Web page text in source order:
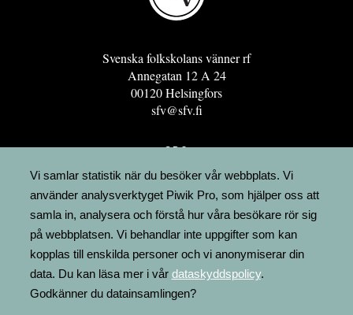
Svenska folkskolans vänner rf
Annegatan 12 A 24
00120 Helsingfors
sfv@sfv.fi
GRO
FÖRENINGSRESURSEN
MINNESRUNOR.FI
UPPSLAGSVERKET FINLAND
LÄGENHETER
FAKTURERING
Vi samlar statistik när du besöker vår webbplats. Vi
använder analysverktyget Piwik Pro, som hjälper oss att
samla in, analysera och förstå hur våra besökare rör sig
på webbplatsen. Vi behandlar inte uppgifter som kan
kopplas till enskilda personer och vi anonymiserar din
data. Du kan läsa mer i vår dataskyddspolicy.
Godkänner du datainsamlingen?